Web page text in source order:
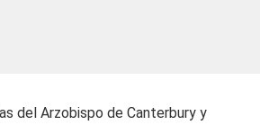
del Arzobispo de Canterbury y